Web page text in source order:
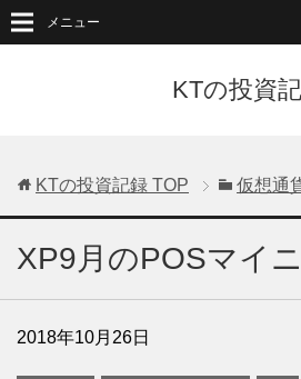
KTの投資
メニュー
KTの投資記録 TOP 仮想通
XP9月のPOSマイ
2018年10月26日